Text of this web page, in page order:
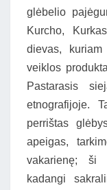
glėbelio
Kurcho,
dievas,
veiklos
Pastarasis
etnografijoje.
perrištas
apeigas,
vakarienę; ši
kadangi